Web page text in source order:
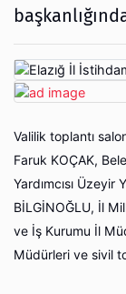
Valilik toplantı
Faruk KOÇAK,
Yardımcısı
BİLGİNOĞLU, İl
ve İş Kurumu İl
Müdürleri ve sivil